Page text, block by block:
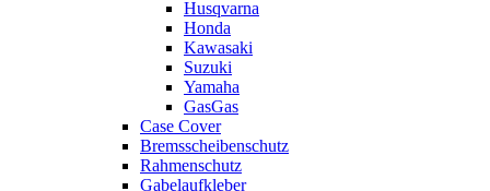
Husqvarna
Honda
Kawasaki
Suzuki
Yamaha
GasGas
Case Cover
Bremsscheibenschutz
Rahmenschutz
Gabelaufkleber